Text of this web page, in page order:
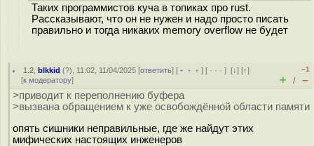
Таких программистов куча в топиках про rust.
Рассказывают, что он не нужен и надо просто писать
правильно и тогда никаких memory overflow не будет
1.2 ,blkkid (?), 11:02, 11/04/2025 [ответить] [ ﹢﹢﹢] [ · · ·][↓] [↑]
[к модератору]
–1
+ / –
>приводит к переполнению буфера
>вызвана обращением к уже освобождённой области памяти
опять сишники неправильные, где же найдут этих
мифических настоящих инженеров